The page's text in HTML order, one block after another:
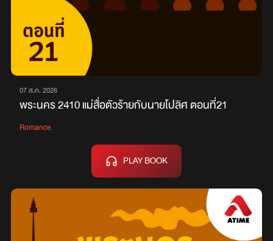
07 ส.ค. 2026
พระนคร 2410 แม่สื่อตัวร้ายกับนายโปลิศ ตอนที่21
Romance
PLAY BOOK